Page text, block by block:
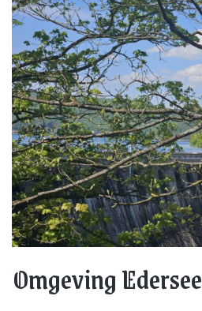
Omgeving Edersee